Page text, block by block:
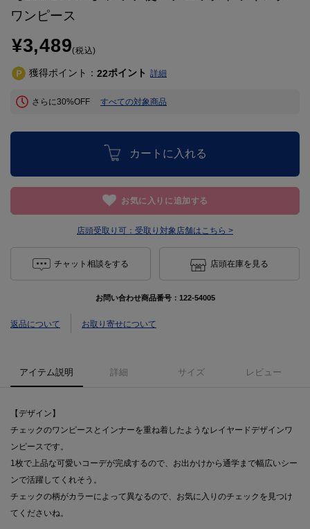
ワンピース
¥3,489(税込)
獲得ポイント： 22ポイント 詳細
さらに30%OFF すべての対象商品
カートに入れる
お気に入りに追加する
店頭受取り可： 受取り対象店舗はこちら >
チャット相談をする 店頭在庫を見る
お問い合わせ商品番号： 122-54005
返品について お取り寄せについて
アイテム説明 詳細 サイズ レビュー
【デザイン】
チェックのワンピースとインナーを重ね着したようなレイヤードデザインワ
ンピースです。
1枚で上品な可愛いコーデが完成するので、お出かけから通学まで幅広いシー
ンで活躍してくれそう。
チェックの柄がカラーによって異なるので、お気に入りのチェックを見つけ
てくださいね。